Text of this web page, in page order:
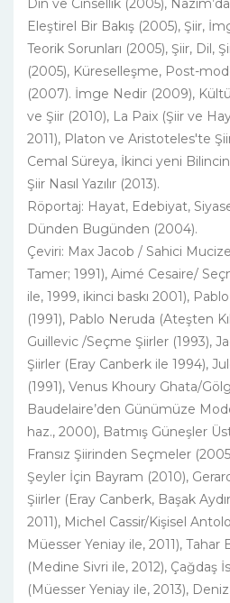
Din ve Cinsellik (2005),
Eleştirel Bir Bakış (2005), Şiir,
Teorik Sorunları (2005), Şiir, Dil,
(2005), Küreselleşme, Post-
(2007). İmge Nedir (2009),
ve Şiir (2010), La Paix (Şiir ve
2011), Platon ve Aristoteles'te
Cemal Süreya, İkinci yeni
Şiir Nasıl Yazılır (2013).
Röportaj: Hayat, Edebiyat,
Dünden Bugünden (2004).
Çeviri: Max Jacob / Sahici
Tamer; 1991), Aimé Cesaire/
ile, 1999, ikinci baskı 2001),
(1991), Pablo Neruda (Ateşten
Guillevic /Seçme Şiirler (1993),
Şiirler (Eray Canberk ile 1994),
(1991), Venus Khoury Ghata/
Baudelaire’den Günümüze
haz., 2000), Batmış Güneşler
Fransız Şiirinden Seçmeler
Şeyler İçin Bayram (2010),
Şiirler (Eray Canberk, Başak
2011), Michel Cassir/Kişisel
Müesser Yeniay ile, 2011), Tahar
(Medine Sivri ile, 2012), Çağdaş
(Müesser Yeniay ile, 2013),